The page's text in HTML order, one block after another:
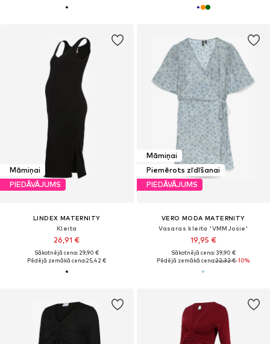
Māmiņai
PIEDĀVĀJUMS
LINDEX MATERNITY
Kleita
26,91 €
Sākotnējā cena: 29,90 €
Pēdējā zemākā cena:25,42 €
Māmiņai
Piemērots zīdīšanai
PIEDĀVĀJUMS
VERO MODA MATERNITY
Vasaras kleita 'VMMJosie'
19,95 €
Sākotnējā cena: 39,90 €
Pēdējā zemākā cena:22,32 €-10%